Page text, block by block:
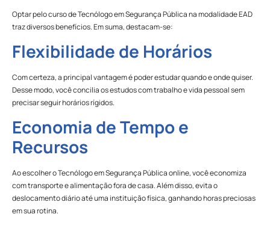
Optar pelo curso de Tecnólogo em Segurança Pública na modalidade EAD
traz diversos benefícios. Em suma, destacam-se:
Flexibilidade de Horários
Com certeza, a principal vantagem é poder estudar quando e onde quiser.
Desse modo, você concilia os estudos com trabalho e vida pessoal sem
precisar seguir horários rígidos.
Economia de Tempo e
Recursos
Ao escolher o Tecnólogo em Segurança Pública online, você economiza
com transporte e alimentação fora de casa. Além disso, evita o
deslocamento diário até uma instituição física, ganhando horas preciosas
em sua rotina.